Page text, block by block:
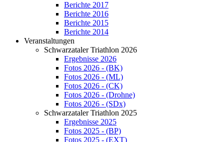
Berichte 2017
Berichte 2016
Berichte 2015
Berichte 2014
Veranstaltungen
Schwarzataler Triathlon 2026
Ergebnisse 2026
Fotos 2026 - (BK)
Fotos 2026 - (ML)
Fotos 2026 - (CK)
Fotos 2026 - (Drohne)
Fotos 2026 - (SDx)
Schwarzataler Triathlon 2025
Ergebnisse 2025
Fotos 2025 - (BP)
Fotos 2025 - (EXT)